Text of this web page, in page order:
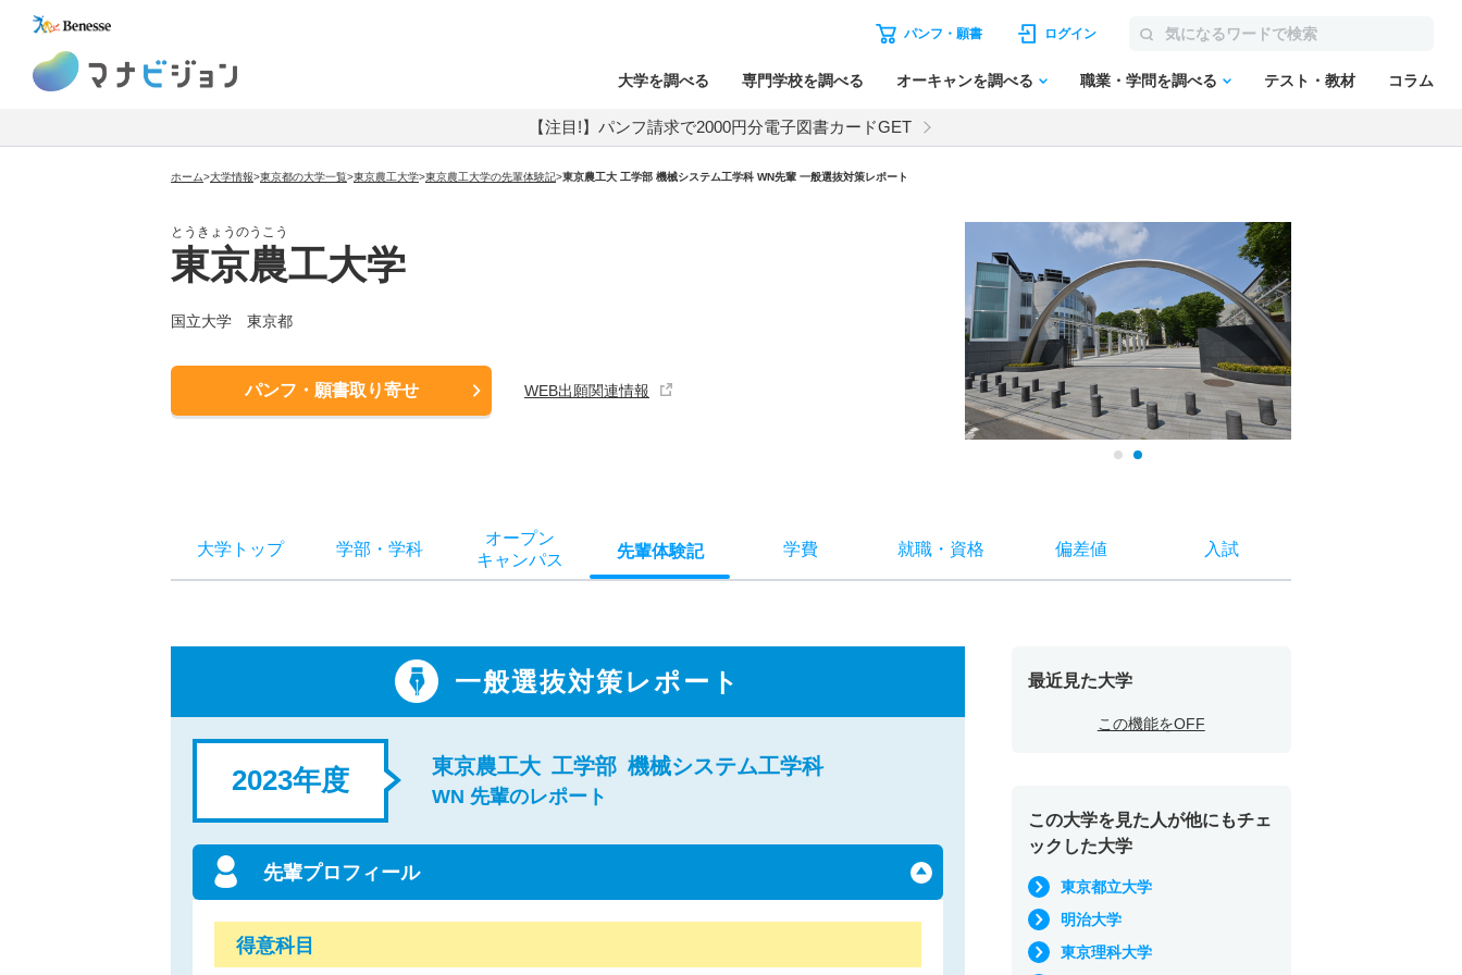
パンフ・願書 ログイン
大学を調べる 専門学校を調べる オーキャンを調べる 職業・学問を調べる テスト・教材 コラム
【注目!】パンフ請求で2000円分電子図書カードGET
ホーム>大学情報>東京都の大学一覧>東京農工大学>東京農工大学の先輩体験記>東京農工大 工学部 機械システム工学科 WN先輩 一般選抜対策レポート
とうきょうのうこう
東京農工大学
国立大学 東京都
パンフ・願書取り寄せ WEB出願関連情報
大学トップ 学部 ・ 学科
オープン
キャンパス 先輩体験記 学費 就職・ 資格 偏差値 入試
一般選抜対策レポート
2023年度 東京農工大 工学部 機械システム工学科
WN 先輩のレポート
先輩プロフィール
得意科目
最近見た大学
この機能をOFF
この大学を見た人が他にもチェ
ックした大学
東京都立大学
明治大学
東京理科大学